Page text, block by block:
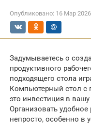
Опубликовано: 16 Мар 2026
Задумываетесь о
продуктивного
подходящего стола
Компьютерный стол с
это инвестиция в
Организовать
непросто, особенно в